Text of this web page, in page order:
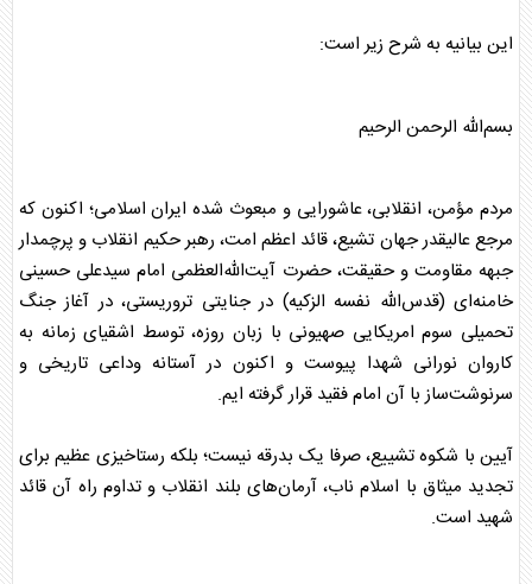
این بیانیه به شرح زیر است:
بسم‌الله الرحمن الرحیم
مردم مؤمن، انقلابی، عاشورایی و مبعوث شده ایران اسلامی؛ اکنون که
مرجع عالیقدر جهان تشیع، قائد اعظم امت، رهبر حکیم انقلاب و پرچمدار
جبهه مقاومت و حقیقت، حضرت آیت‌الله‌العظمی امام سیدعلی حسینی
خامنه‌ای (قدس‌الله نفسه الزکیه) در جنایتی تروریستی، در آغاز جنگ
تحمیلی سوم امریکایی صهیونی با زبان روزه، توسط اشقیای زمانه به
کاروان نورانی شهدا پیوست و اکنون در آستانه وداعی تاریخی و
سرنوشت‌ساز با آن امام فقید قرار گرفته ایم.
آیین با شکوه تشییع، صرفا یک بدرقه‌ نیست؛ بلکه رستاخیزی عظیم برای
تجدید میثاق با اسلام ناب، آرمان‌های بلند انقلاب و تداوم راه آن قائد
شهید است.